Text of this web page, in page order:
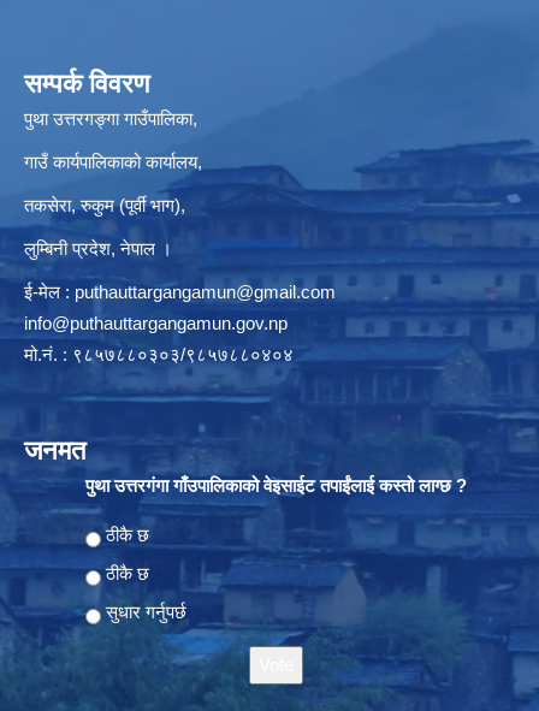
सम्पर्क विवरण
पुथा उत्तरगङ्गा गाउँपालिका,
गाउँ कार्यपालिकाको कार्यालय,
तकसेरा, रुकुम (पूर्वी भाग),
लुम्बिनी प्रदेश, नेपाल ।
ई-मेल : puthauttargangamun@gmail.com
info@puthauttargangamun.gov.np
मो.नं. : ९८५७८८०३०३/९८५७८८०४०४
जनमत
पुथा उत्तरगंगा गाँउपालिकाको वेइसाईट तपाईंलाई कस्तो लाग्छ ?
Choices
ठीकै छ
ठीकै छ
सुधार गर्नुपर्छ